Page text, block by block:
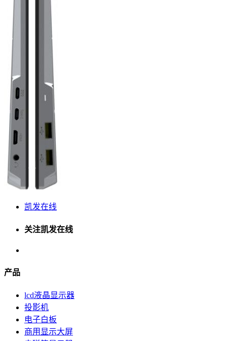
凯发在线
关注凯发在线
产品
lcd液晶显示器
投影机
电子白板
商用显示大屏